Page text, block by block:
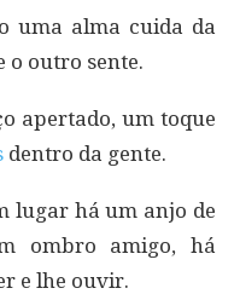
uma alma cuida da
o outro sente.
apertado, um toque
dentro da gente.
lugar há um anjo de
ombro amigo, há
e lhe ouvir.